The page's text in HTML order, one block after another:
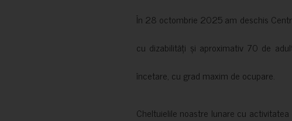
În 28 octombrie 2025 am deschis
cu dizabilități și aproximativ 70 de
încetare, cu grad maxim de ocupare.
Cheltuielile noastre lunare cu